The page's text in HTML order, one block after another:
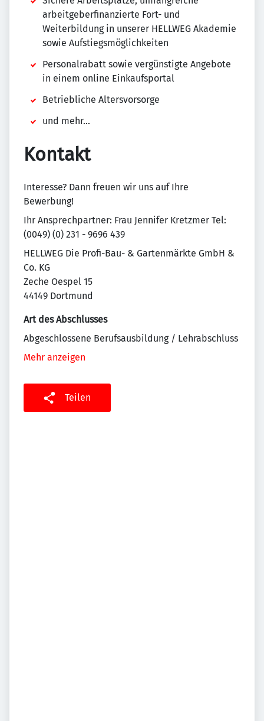
arbeitgeberfinanzierte Fort- und
Weiterbildung in unserer HELLWEG Akademie
sowie Aufstiegsmöglichkeiten
Personalrabatt sowie vergünstigte Angebote
in einem online Einkaufsportal
Betriebliche Altersvorsorge
und mehr...
Kontakt
Interesse? Dann freuen wir uns auf Ihre
Bewerbung!
Ihr Ansprechpartner: Frau Jennifer Kretzmer Tel:
(0049) (0) 231 - 9696 439
HELLWEG Die Profi-Bau- & Gartenmärkte GmbH &
Co. KG
Zeche Oespel 15
44149 Dortmund
Art des Abschlusses
Abgeschlossene Berufsausbildung / Lehrabschluss
Mehr anzeigen
Teilen